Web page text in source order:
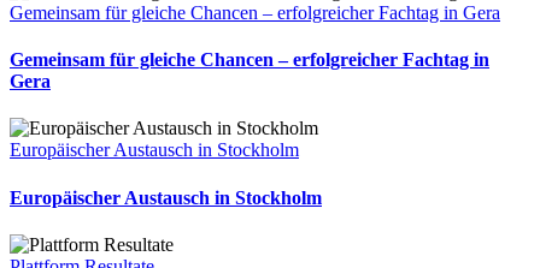
Gemeinsam für gleiche Chancen – erfolgreicher Fachtag in Gera
Gemeinsam für gleiche Chancen – erfolgreicher Fachtag in
Gera
Europäischer Austausch in Stockholm
Europäischer Austausch in Stockholm